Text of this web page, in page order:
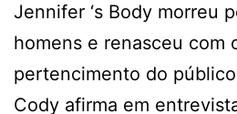
Jennifer ‘s Body morreu
homens e renasceu com
pertencimento do
Cody afirma em